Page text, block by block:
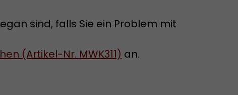
sind, falls Sie ein Problem mit
(Artikel-Nr. MWK311) an.